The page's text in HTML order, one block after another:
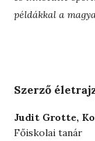
példákkal a
Szerző
Judit Grotte,
Főiskolai tanár